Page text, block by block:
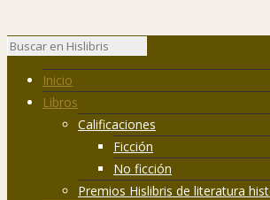
Inicio
Libros
Calificaciones
Ficción
No ficción
Premios Hislibris de literatura